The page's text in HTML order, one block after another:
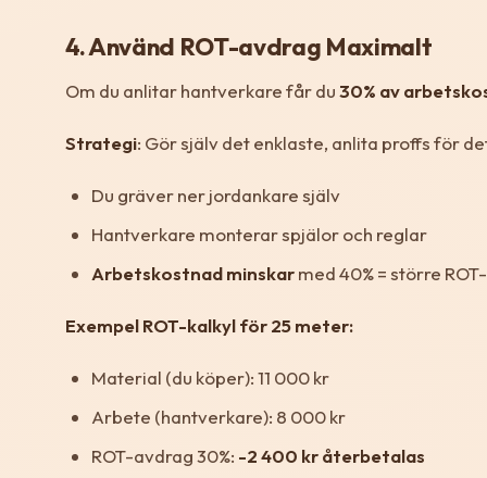
4. Använd ROT-avdrag Maximalt
Om du anlitar hantverkare får du30% av
Strategi: Gör själv det enklaste, anlita proffs för
Du gräver ner jordankare själv
Hantverkare monterar spjälor och reglar
Arbetskostnad minskarmed 40% = större
Exempel ROT-kalkyl för 25 meter:
Material (du köper): 11 000 kr
Arbete (hantverkare): 8 000 kr
ROT-avdrag 30%: -2 400 kr återbetalas